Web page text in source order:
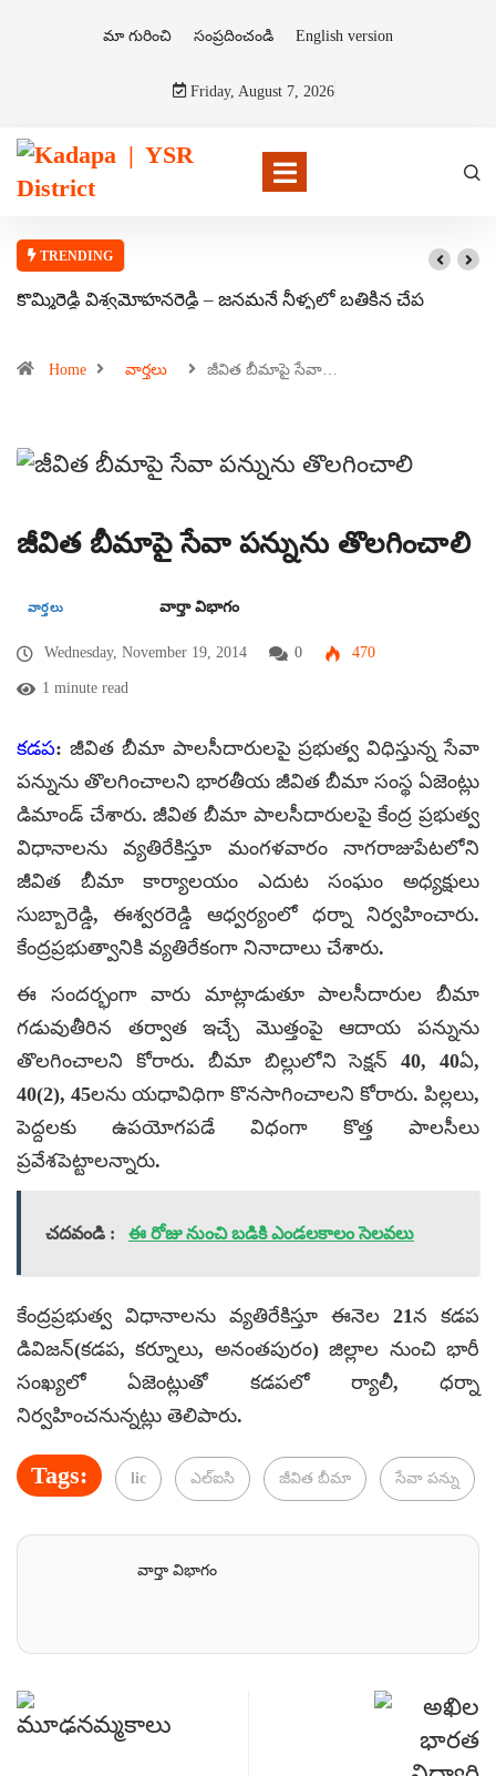
మా గురించి సంప్రదించండి English version
Friday, August 7, 2026
TRENDING
కొమ్మిరెడ్డి విశ్వమోహనరెడ్డి – జనమనే నీళ్ళలో బతికిన చేప
Home వార్తలు జీవిత బీమాపై సేవా…
జీవిత బీమాపై సేవా పన్నును తొలగించాలి
వార్తలు వార్తా విభాగం
Wednesday, November 19, 2014 0 470
1 minute read
కడప: జీవిత బీమా పాలసీదారులపై ప్రభుత్వ విధిస్తున్న సేవా
పన్నును తొలగించాలని భారతీయ జీవిత బీమా సంస్థ ఏజెంట్లు
డిమాండ్ చేశారు. జీవిత బీమా పాలసీదారులపై కేంద్ర ప్రభుత్వ
విధానాలను వ్యతిరేకిస్తూ మంగళవారం నాగరాజుపేటలోని
జీవిత బీమా కార్యాలయం ఎదుట సంఘం అధ్యక్షులు
సుబ్బారెడ్డి, ఈశ్వరరెడ్డి ఆధ్వర్యంలో ధర్నా నిర్వహించారు.
కేంద్రప్రభుత్వానికి వ్యతిరేకంగా నినాదాలు చేశారు.
ఈ సందర్భంగా వారు మాట్లాడుతూ పాలసీదారుల బీమా
గడువుతీరిన తర్వాత ఇచ్చే మొత్తంపై ఆదాయ పన్నును
తొలగించాలని కోరారు. బీమా బిల్లులోని సెక్షన్ 40, 40ఏ,
40(2), 45లను యధావిధిగా కొనసాగించాలని కోరారు. పిల్లలు,
పెద్దలకు ఉపయోగపడే విధంగా కొత్త పాలసీలు
ప్రవేశపెట్టాలన్నారు.
చదవండి : ఈ రోజు నుంచి బడికి ఎండలకాలం సెలవలు
కేంద్రప్రభుత్వ విధానాలను వ్యతిరేకిస్తూ ఈనెల 21న కడప
డివిజన్(కడప, కర్నూలు, అనంతపురం) జిల్లాల నుంచి భారీ
సంఖ్యలో ఏజెంట్లుతో కడపలో ర్యాలీ, ధర్నా
నిర్వహించనున్నట్లు తెలిపారు.
Tags: lic ఎల్ఐసి జీవిత బీమా సేవా పన్ను
వార్తా విభాగం